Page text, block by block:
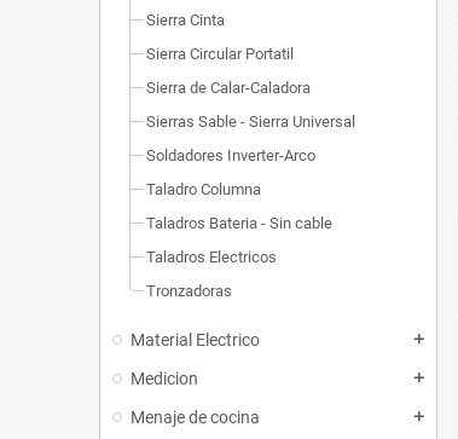
Sierra Cinta
Sierra Circular Portatil
Sierra de Calar-Caladora
Sierras Sable - Sierra Universal
Soldadores Inverter-Arco
Taladro Columna
Taladros Bateria - Sin cable
Taladros Electricos
Tronzadoras
Material Electrico add
Medicion add
Menaje de cocina add